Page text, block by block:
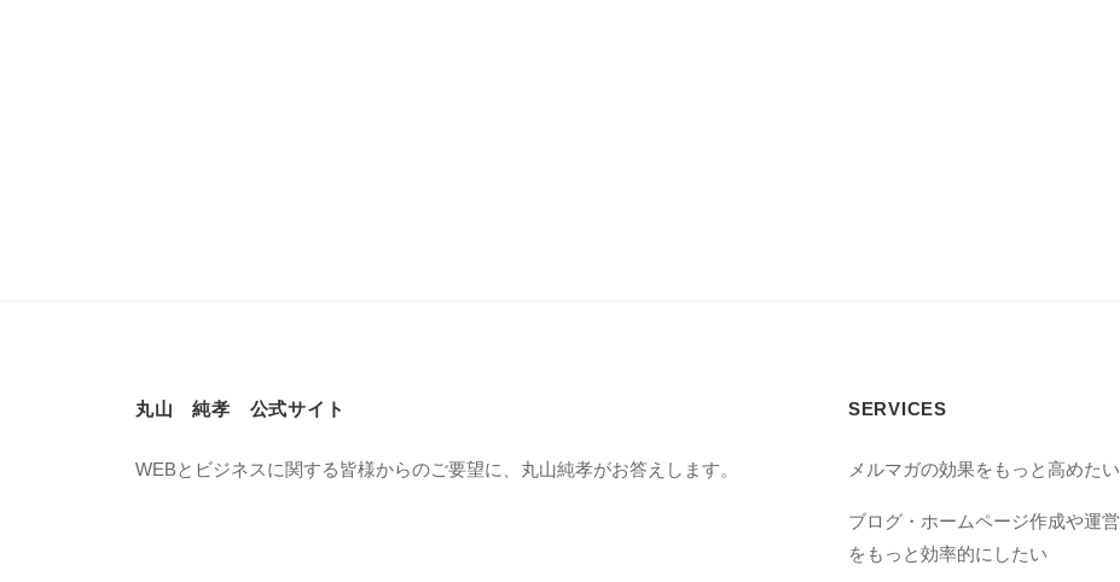
丸山 純孝 公式サイト
WEBとビジネスに関する皆様からのご要望に、丸山純孝がお答えします。
SERVICES
メルマガの効果をもっと高めたい
ブログ・ホームページ作成や運営
をもっと効率的にしたい